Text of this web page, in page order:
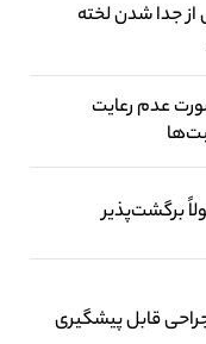
از جدا شدن لخته
عدم رعایت
برگشت‌پذیر
قابل پیشگیری